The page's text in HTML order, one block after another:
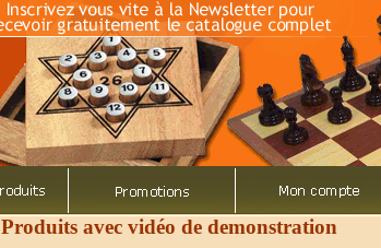
Produits avec vidéo de demonstration